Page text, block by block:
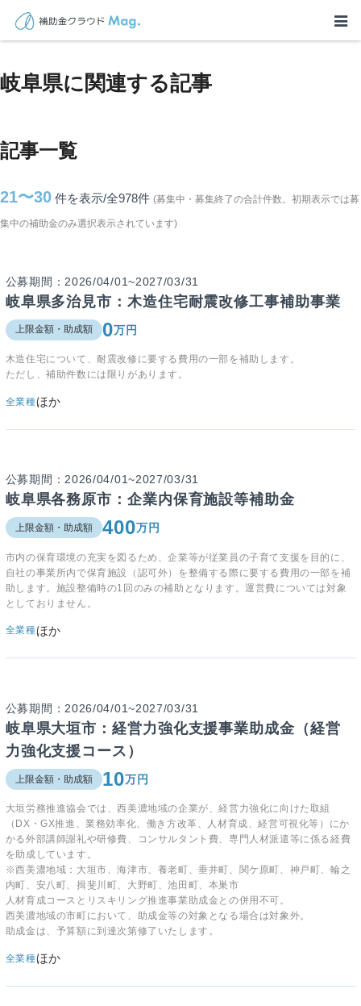
TOP > 補助金・助成金詳細>岐阜県に関連する記事
岐阜県に関連する記事
記事一覧
21〜30 件を表示/全978件 (募集中・募集終了の合計件数。初期表示では募
集中の補助金のみ選択表示されています)
公募期間：2026/04/01~2027/03/31
岐阜県多治見市：木造住宅耐震改修工事補助事業
上限金額・助成額 0万円
木造住宅について、耐震改修に要する費用の一部を補助します。
ただし、補助件数には限りがあります。
全業種ほか
公募期間：2026/04/01~2027/03/31
岐阜県各務原市：企業内保育施設等補助金
上限金額・助成額 400万円
市内の保育環境の充実を図るため、企業等が従業員の子育て支援を目的に、
自社の事業所内で保育施設（認可外）を整備する際に要する費用の一部を補
助します。施設整備時の1回のみの補助となります。運営費については対象
としておりません。
全業種ほか
公募期間：2026/04/01~2027/03/31
岐阜県大垣市：経営力強化支援事業助成金（経営
力強化支援コース）
上限金額・助成額 10万円
大垣労務推進協会では、西美濃地域の企業が、経営力強化に向けた取組
（DX・GX推進、業務効率化、働き方改革、人材育成、経営可視化等）にか
かる外部講師謝礼や研修費、コンサルタント費、専門人材派遣等に係る経費
を助成しています。
※西美濃地域：大垣市、海津市、養老町、垂井町、関ケ原町、神戸町、輪之
内町、安八町、揖斐川町、大野町、池田町、本巣市
人材育成コースとリスキリング推進事業助成金との併用不可。
西美濃地域の市町において、助成金等の対象となる場合は対象外。
助成金は、予算額に到達次第修了いたします。
全業種ほか